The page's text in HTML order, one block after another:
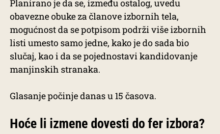
Planirano je da se, između ostalog, uvedu
obavezne obuke za članove izbornih tela,
mogućnost da se potpisom podrži više izbornih
listi umesto samo jedne, kako je do sada bio
slučaj, kao i da se pojednostavi kandidovanje
manjinskih stranaka.
Glasanje počinje danas u 15 časova.
Hoće li izmene dovesti do fer izbora?